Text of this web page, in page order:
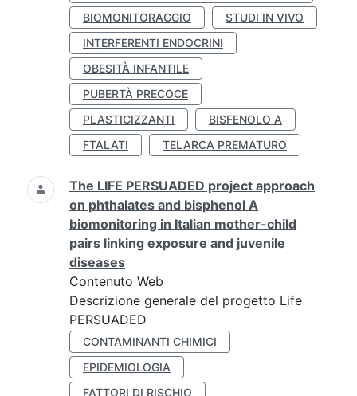
BIOMONITORAGGIO
STUDI IN VIVO
INTERFERENTI ENDOCRINI
OBESITÀ INFANTILE
PUBERTÀ PRECOCE
PLASTICIZZANTI
BISFENOLO A
FTALATI
TELARCA PREMATURO
The LIFE PERSUADED project approach
on phthalates and bisphenol A
biomonitoring in Italian mother-child
pairs linking exposure and juvenile
diseases
Contenuto Web
Descrizione generale del progetto Life
PERSUADED
CONTAMINANTI CHIMICI
EPIDEMIOLOGIA
FATTORI DI RISCHIO